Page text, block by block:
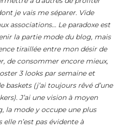
je vais me séparer. Vide
associations… Le paradoxe est
la partie mode du blog, mais
tiraillée entre mon désir de
de consommer encore mieux,
3 looks par semaine et
baskets (j’ai toujours rêvé d’une
J’ai une vision à moyen
la mode y occupe une plus
n’est pas évidente à